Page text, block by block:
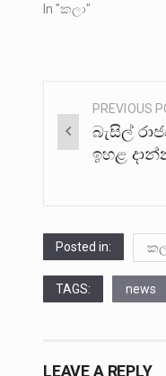
In "කලා"
Post
navigation
PREVIOUS
බැසිල්
ඉහළ
Posted in:
TAGS: news
LEAVE A REPLY